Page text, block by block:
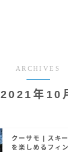
ARCHIVES
2021年10
クーサモ | スキ
を楽しめるフィ